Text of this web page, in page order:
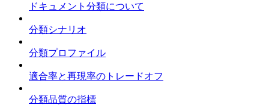
ドキュメント分類について
分類シナリオ
分類プロファイル
適合率と再現率のトレードオフ
分類品質の指標